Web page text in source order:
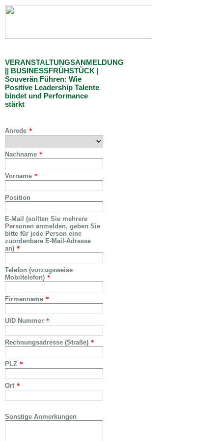
VERANSTALTUNGSANMELDUNG
|| BUSINESSFRÜHSTÜCK |
Souverän Führen: Wie
Positive Leadership Talente
bindet und Performance
stärkt
Anrede *
Nachname *
Vorname *
Position
E-Mail (sollten Sie mehrere
Personen anmelden, geben Sie
bitte für jede Person eine
zuordenbare E-Mail-Adresse
an) *
Telefon (vorzugsweise
Mobiltelefon) *
Firmenname *
UID Nummer *
Rechnungsadresse (Straße) *
PLZ *
Ort *
Sonstige Anmerkungen